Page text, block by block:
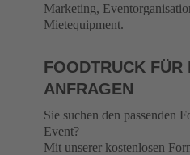
Marketing,
Mietequipment.
FOODTRUCK FÜR
ANFRAGEN
Sie suchen den passenden
Event?
Mit unserer kostenlosen